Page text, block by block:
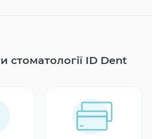
стоматології ID Dent